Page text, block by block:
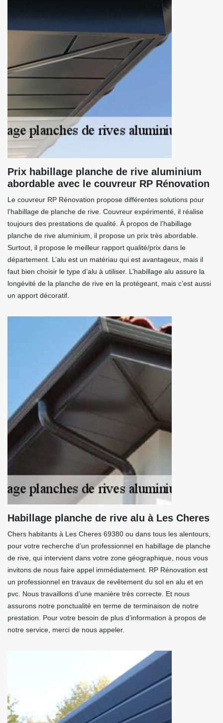
Prix habillage planche de rive aluminium
abordable avec le couvreur RP Rénovation
Le couvreur RP Rénovation propose différentes solutions pour
l’habillage de planche de rive. Couvreur expérimenté, il réalise
toujours des prestations de qualité. À propos de l’habillage
planche de rive aluminium, il propose un prix très abordable.
Surtout, il propose le meilleur rapport qualité/prix dans le
département. L’alu est un matériau qui est avantageux, mais il
faut bien choisir le type d’alu à utiliser. L’habillage alu assure la
longévité de la planche de rive en la protégeant, mais c’est aussi
un apport décoratif.
Habillage planche de rive alu à Les Cheres
Chers habitants à Les Cheres 69380 ou dans tous les alentours,
pour votre recherche d’un professionnel en habillage de planche
de rive, qui intervient dans votre zone géographique, nous vous
invitons de nous faire appel immédiatement. RP Rénovation est
un professionnel en travaux de revêtement du sol en alu et en
pvc. Nous travaillons d’une manière très correcte. Et nous
assurons notre ponctualité en terme de terminaison de notre
prestation. Pour votre besoin de plus d’information à propos de
notre service, merci de nous appeler.